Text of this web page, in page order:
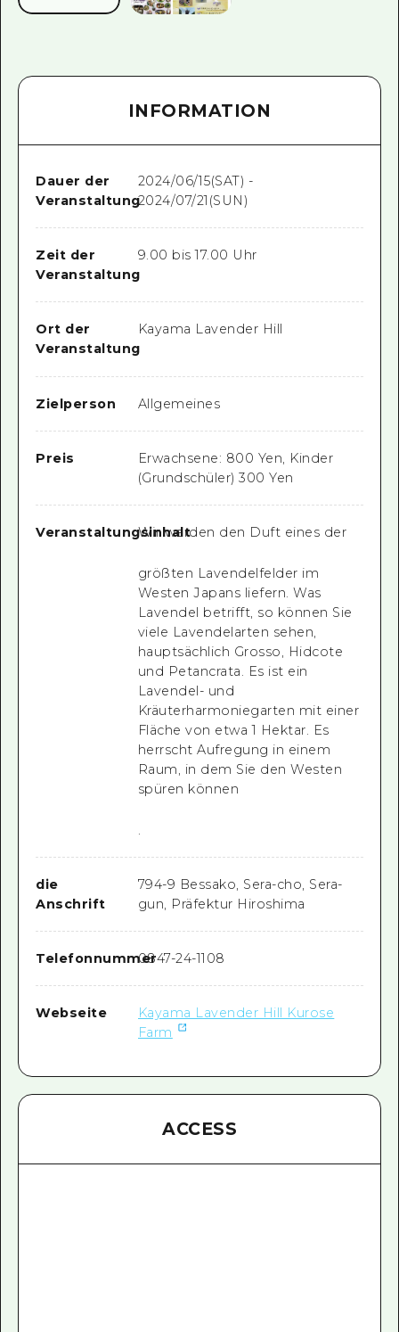
INFORMATION
Dauer der
Veranstaltung
2024/06/15(SAT) -
2024/07/21(SUN)
Zeit der
Veranstaltung
9.00 bis 17.00 Uhr
Ort der
Veranstaltung
Kayama Lavender Hill
Zielperson Allgemeines
Preis
Erwachsene: 800 Yen, Kinder
(Grundschüler) 300 Yen
VeranstaltungsinhaltWir werden den Duft eines der
größten Lavendelfelder im
Westen Japans liefern. Was
Lavendel betrifft, so können Sie
viele Lavendelarten sehen,
hauptsächlich Grosso, Hidcote
und Petancrata. Es ist ein
Lavendel- und
Kräuterharmoniegarten mit einer
Fläche von etwa 1 Hektar. Es
herrscht Aufregung in einem
Raum, in dem Sie den Westen
spüren können
.
die
Anschrift
794-9 Bessako, Sera-cho, Sera-
gun, Präfektur Hiroshima
Telefonnummer0847-24-1108
Webseite
Kayama Lavender Hill Kurose
Farm
ACCESS